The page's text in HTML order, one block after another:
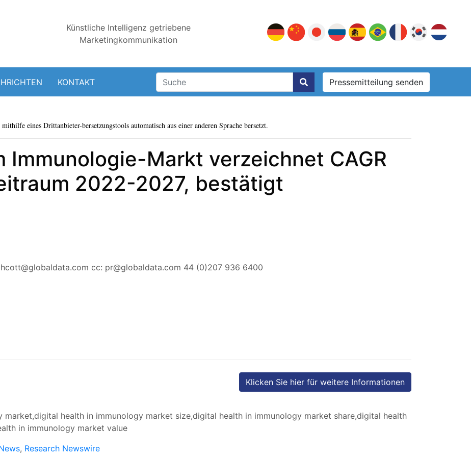
Künstliche Intelligenz getriebene
Marketingkommunikation
KONTAKT Pressemitteilung senden
eines Drittanbieter-bersetzungstools automatisch aus einer anderen Sprache bersetzt.
Immunologie-Markt verzeichnet CAGR
2022-2027, bestätigt
cc: pr@globaldata.com 44 (0)207 936 6400
Klicken Sie hier für weitere Informationen
market,digital health in immunology market size,digital health in immunology market share,digital health
in immunology market value
, Research Newswire